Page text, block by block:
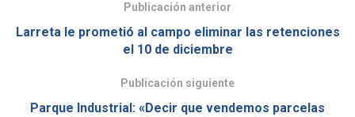
Publicación anterior
Larreta le prometió al campo eliminar las retenciones
el 10 de diciembre
Publicación siguiente
Parque Industrial: «Decir que vendemos parcelas